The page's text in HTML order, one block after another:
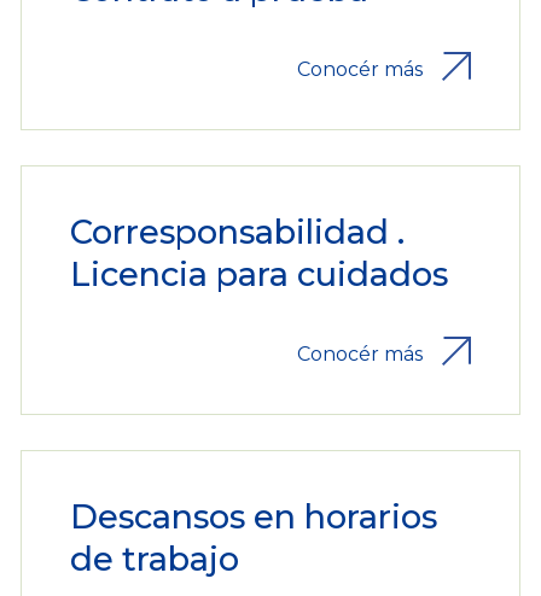
Conocér más
Corresponsabilidad .
Licencia para cuidados
Conocér más
Descansos en horarios
de trabajo